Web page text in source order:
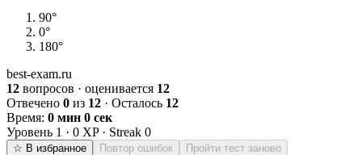
90°
0°
180°
best-exam.ru
12 вопросов · оценивается 12
Отвечено 0 из 12 · Осталось 12
Время: 0 мин 0 сек
Уровень 1 · 0 XP · Streak 0
☆ В избранное Повтор ошибок Пройти тест заново